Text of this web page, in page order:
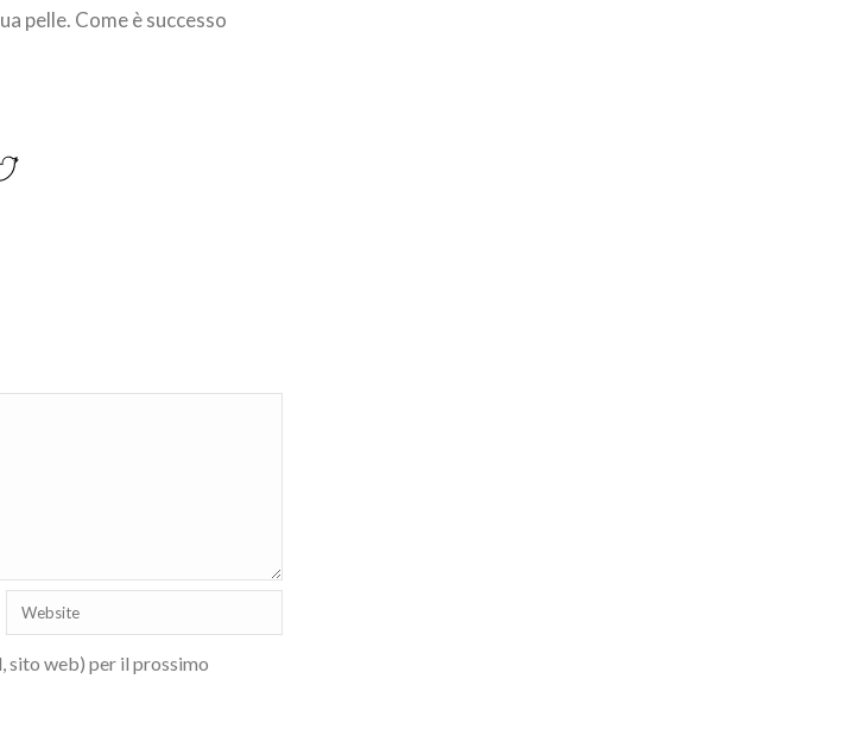
pelle. Come è successo
sito web) per il prossimo